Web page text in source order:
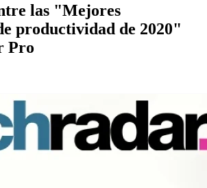
las "Mejores
productividad de 2020"
Pro